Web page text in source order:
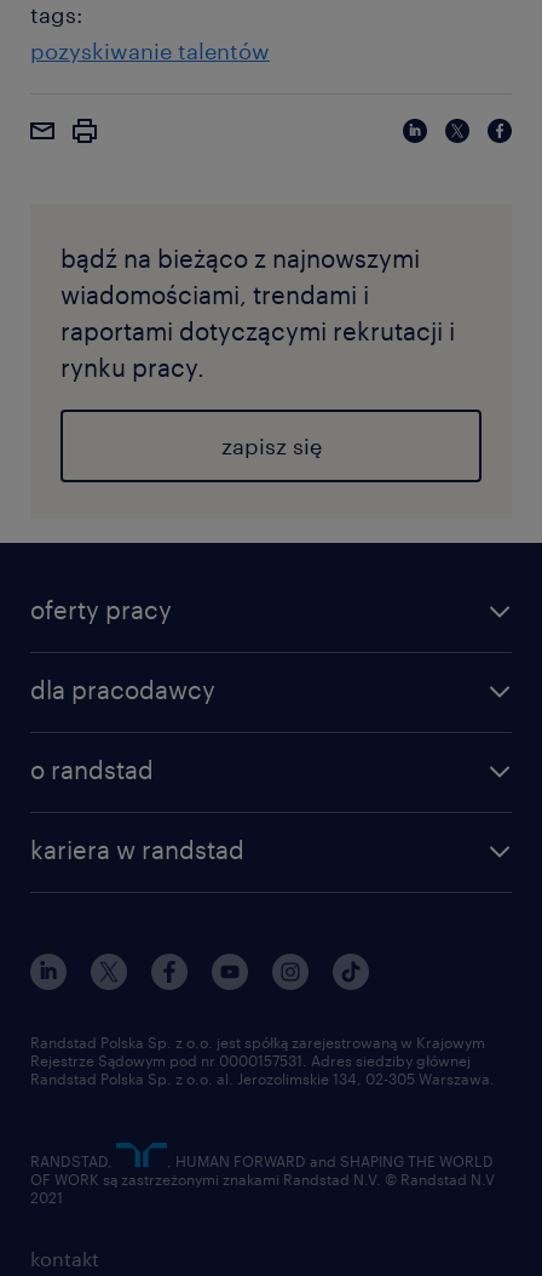
tags:
pozyskiwanie talentów
bądź na bieżąco z najnowszymi
wiadomościami, trendami i
raportami dotyczącymi rekrutacji i
rynku pracy.
zapisz się
oferty pracy
dla pracodawcy
o randstad
kariera w randstad
kontakt
Randstad Polska Sp. z o.o. jest spółką zarejestrowaną w Krajowym
Rejestrze Sądowym pod nr 0000157531. Adres siedziby głównej
Randstad Polska Sp. z o.o. al. Jerozolimskie 134, 02-305 Warszawa.
RANDSTAD,
, HUMAN FORWARD and SHAPING THE WORLD
OF WORK są zastrzeżonymi znakami Randstad N.V. © Randstad N.V
2021